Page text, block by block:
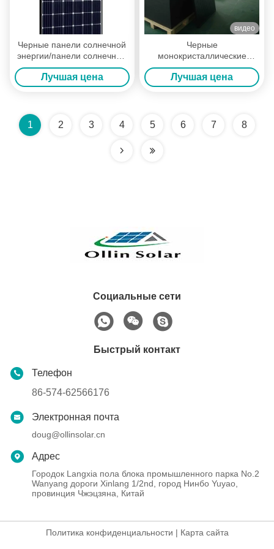
Черные панели солнечной
энергии/панели солнечных
батарей Мултикрысталлине
офисного здания
Лучшая цена
видео
Черные
монокристаллические
солнечные панели
Лучшая цена
1 2 3 4 5 6 7 8
Социальные сети
Быстрый контакт
Телефон
86-574-62566176
Электронная почта
doug@ollinsolar.cn
Адрес
Городок Langxia пола блока промышленного парка No.2
Wanyang дороги Xinlang 1/2nd, город Нинбо Yuyao,
провинция Чжэцзяна, Китай
Политика конфиденциальности | Карта сайта